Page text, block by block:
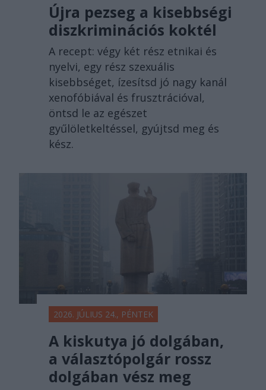
Újra pezseg a kisebbségi
diszkriminációs koktél
A recept: végy két rész etnikai és
nyelvi, egy rész szexuális
kisebbséget, ízesítsd jó nagy kanál
xenofóbiával és frusztrációval,
öntsd le az egészet
gyűlöletkeltéssel, gyújtsd meg és
kész.
2026. JÚLIUS 24., PÉNTEK
A kiskutya jó dolgában,
a választópolgár rossz
dolgában vész meg